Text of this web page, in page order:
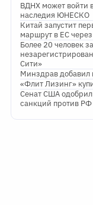
ВДНХ может войти
наследия ЮНЕСКО
Китай запустит
маршрут в ЕС
Более 20 человек
Сити»
Минздрав
«Флит Лизинг»
Сенат США одобрил
санкций против РФ